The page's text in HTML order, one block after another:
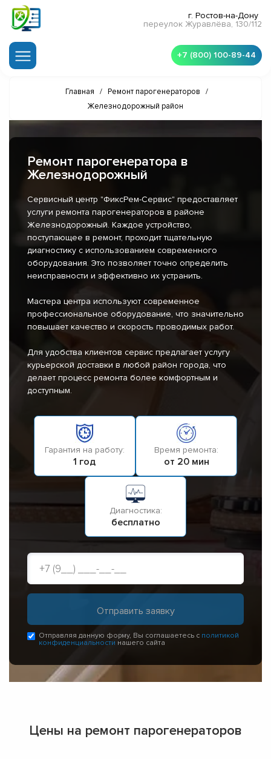
г. Ростов-на-Дону
переулок Журавлёва, 130/112
+7 (800) 100-89-44
Главная / Ремонт парогенераторов
/
Железнодорожный район
Ремонт парогенератора в
Железнодорожный
Сервисный центр "ФиксРем-Сервис" предоставляет
услуги ремонта парогенераторов в районе
Железнодорожный. Каждое устройство,
поступающее в ремонт, проходит тщательную
диагностику с использованием современного
оборудования. Это позволяет точно определить
неисправности и эффективно их устранить.
Мастера центра используют современное
профессиональное оборудование, что значительно
повышает качество и скорость проводимых работ.
Для удобства клиентов сервис предлагает услугу
курьерской доставки в любой район города, что
делает процесс ремонта более комфортным и
доступным.
Гарантия на работу:
1 год
Время ремонта:
от 20 мин
Диагностика:
бесплатно
Отправляя данную форму, Вы соглашаетесь с политикой
конфиденциальности нашего сайта
Цены на ремонт парогенераторов